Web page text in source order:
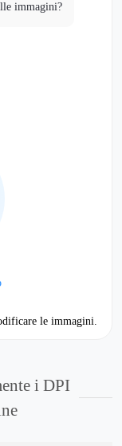
immagini?
le immagini.
i DPI